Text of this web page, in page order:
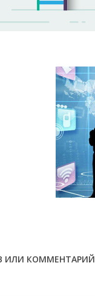
ИЛИ КОММЕНТАРИЙ